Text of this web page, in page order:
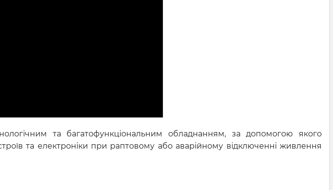
та багатофункціональним обладнанням, за допомогою якого
та електроніки при раптовому або аварійному відключенні живлення